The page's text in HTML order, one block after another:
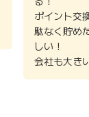
ポイント交
駄なく貯め
しい！
会社も大き